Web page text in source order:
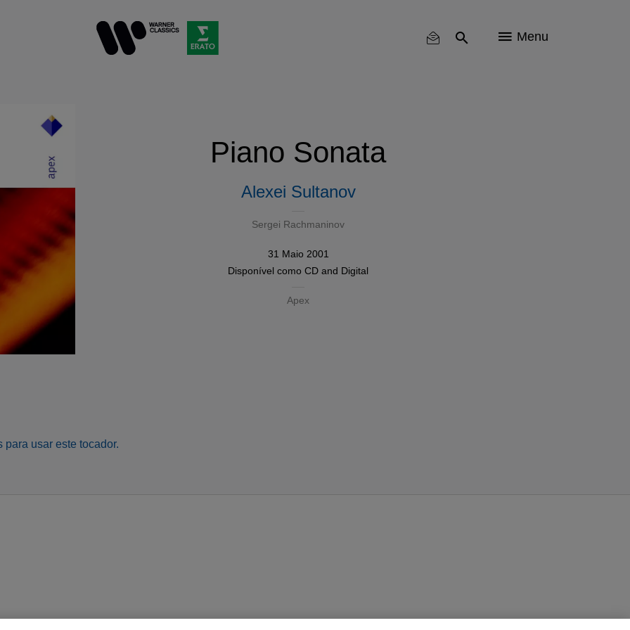
Menu
Piano Sonata
Alexei Sultanov
Sergei Rachmaninov
31 Maio 2001
Disponível como CD and Digital
Apex
usar este tocador.